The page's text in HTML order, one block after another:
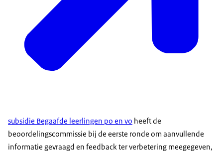
subsidie Begaafde leerlingen po en vo heeft de
beoordelingscommissie bij de eerste ronde om aanvullende
informatie gevraagd en feedback ter verbetering meegegeven,